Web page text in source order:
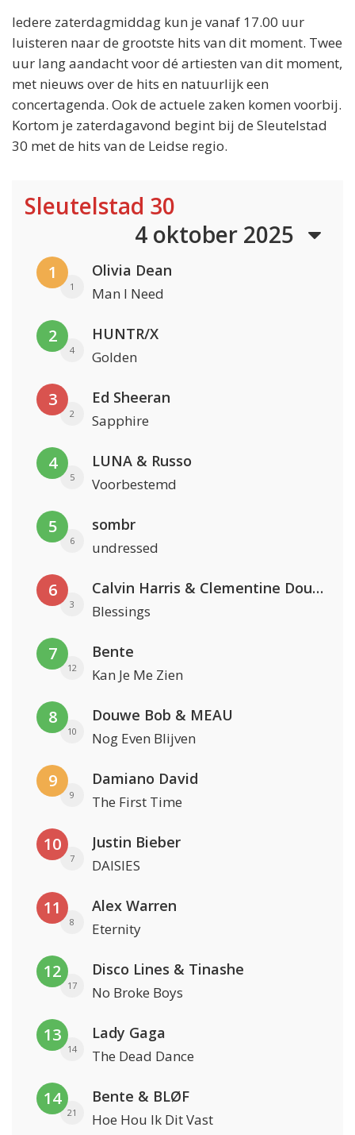
Iedere zaterdagmiddag kun je vanaf 17.00 uur
luisteren naar de grootste hits van dit moment. Twee
uur lang aandacht voor dé artiesten van dit moment,
met nieuws over de hits en natuurlijk een
concertagenda. Ook de actuele zaken komen voorbij.
Kortom je zaterdagavond begint bij de Sleutelstad
30 met de hits van de Leidse regio.
Sleutelstad 30
4 oktober 2025
1
1
Olivia Dean
Man I Need
2
4
HUNTR/X
Golden
3
2
Ed Sheeran
Sapphire
4
5
LUNA & Russo
Voorbestemd
5
6
sombr
undressed
6
3
Calvin Harris & Clementine Douglas
Blessings
7
12
Bente
Kan Je Me Zien
8
10
Douwe Bob & MEAU
Nog Even Blijven
9
9
Damiano David
The First Time
10
7
Justin Bieber
DAISIES
11
8
Alex Warren
Eternity
12
17
Disco Lines & Tinashe
No Broke Boys
13
14
Lady Gaga
The Dead Dance
14
21
Bente & BLØF
Hoe Hou Ik Dit Vast